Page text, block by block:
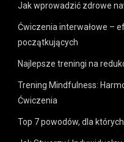
Jak wprowadzić zdrowe
Ćwiczenia interwałowe –
początkujących
Najlepsze treningi na
Trening Mindfulness:
Ćwiczenia
Top 7 powodów, dla